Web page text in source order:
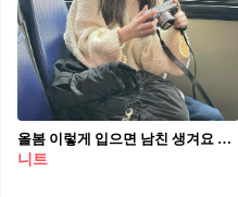
올봄 이렇게 입으면 남친 생겨요 벌써 코앞에 봄이 왔어요. 설렘이 감도는 봄! 니트에 청바지 조합, 그야말로 무패의 훈녀 조합을 소개해 드릴게요. 캐주얼한 매력과 여유로운 실루엣이 살랑살랑~ 남심을 은근하게 건드린답니다. 🌸
니트